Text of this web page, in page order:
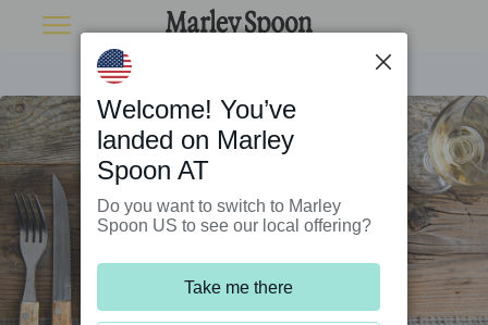
Welcome! You’ve
landed on Marley
Spoon AT
Do you want to switch to Marley
Spoon US to see our local offering?
Take me there